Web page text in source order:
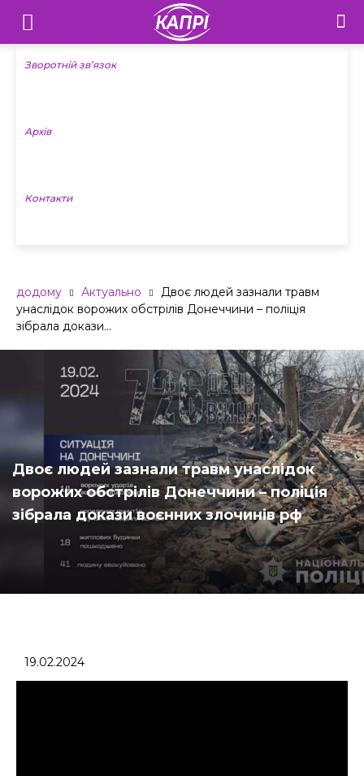
Телебачення
«Капрі»
Новини
Зворотній зв’язок
Архів
Контакти
додому Актуально
Двоє людей зазнали травм
унаслідок ворожих обстрілів Донеччини – поліція
зібрала докази...
Двоє людей зазнали травм унаслідок
ворожих обстрілів Донеччини – поліція
зібрала докази воєнних злочинів рф
19.02.2024